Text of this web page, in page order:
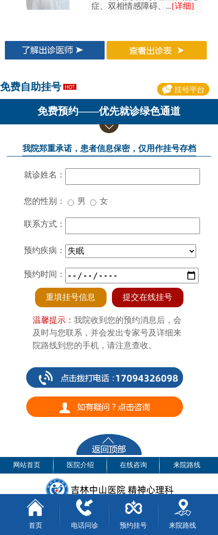
症、双相情感障碍、...[详细]
免费自助挂号
免费预约——优先就诊绿色通道
我院郑重承诺，患者信息保密，仅用作挂号存档
就诊姓名：
您的性别： 男 女
联系方式：
预约疾病：
预约时间：
重填挂号信息 提交在线挂号
温馨提示：我院收到您的预约消息后，会
及时与您联系，并会发出专家号及详细来
院路线到您的手机，请注意查收。
网站首页 医院介绍 在线咨询 来院路线
医院地址：长春市普阳街2715号
版权所有：吉林中山医院
首页 电话问诊 预约挂号 来院路线